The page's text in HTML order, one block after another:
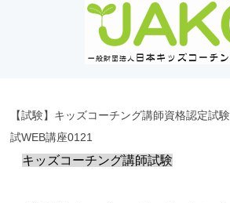
【試験】キッズコーチング講師資格認定試験
試WEB講座0121
キッズコーチング講師試験